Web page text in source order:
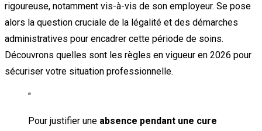
rigoureuse, notamment vis-à-vis de son employeur. Se pose
alors la question cruciale de la légalité et des démarches
administratives pour encadrer cette période de soins.
Découvrons quelles sont les règles en vigueur en 2026 pour
sécuriser votre situation professionnelle.
"
Pour justifier une absence pendant une cure